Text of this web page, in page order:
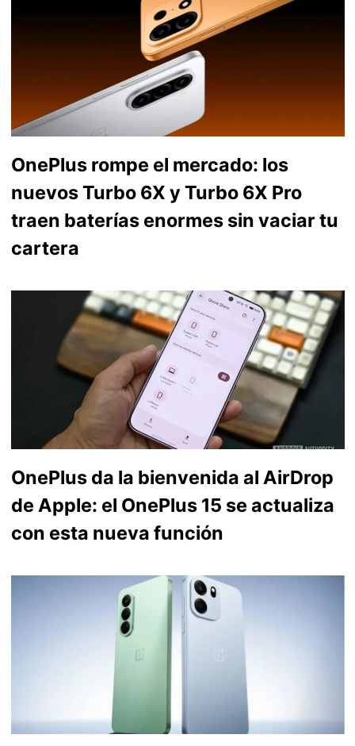
OnePlus rompe el mercado: los
nuevos Turbo 6X y Turbo 6X Pro
traen baterías enormes sin vaciar tu
cartera
OnePlus da la bienvenida al AirDrop
de Apple: el OnePlus 15 se actualiza
con esta nueva función